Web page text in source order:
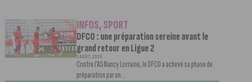
INFOS,SPORT
DFCO : une préparation sereine avant le
grand retour en Ligue 2
3 AOÛT, 2026
Contre l’AS Nancy Lorraine, le DFCO a achevé sa phase de
préparation par un...